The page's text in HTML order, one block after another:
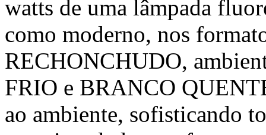
watts de uma lâmpada
como moderno, nos
RECHONCHUDO,
FRIO e BRANCO
ao ambiente, sofisticando